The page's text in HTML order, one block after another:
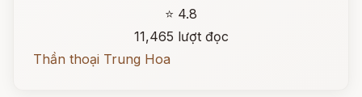
⭐ 4.8
11,465 lượt đọc
Thần thoại Trung Hoa